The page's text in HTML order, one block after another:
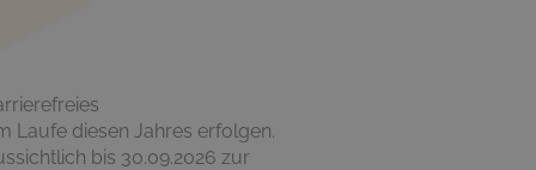
Laufe diesen Jahres erfolgen.
bis 30.09.2026 zur